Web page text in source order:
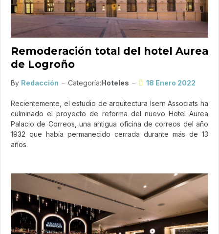
Remoderación total del hotel Aurea
de Logroño
By Redacción Categoría:Hoteles 18 Enero 2022
Recientemente, el estudio de arquitectura Isern Associats ha
culminado el proyecto de reforma del nuevo Hotel Aurea
Palacio de Correos, una antigua oficina de correos del año
1932 que había permanecido cerrada durante más de 13
años.